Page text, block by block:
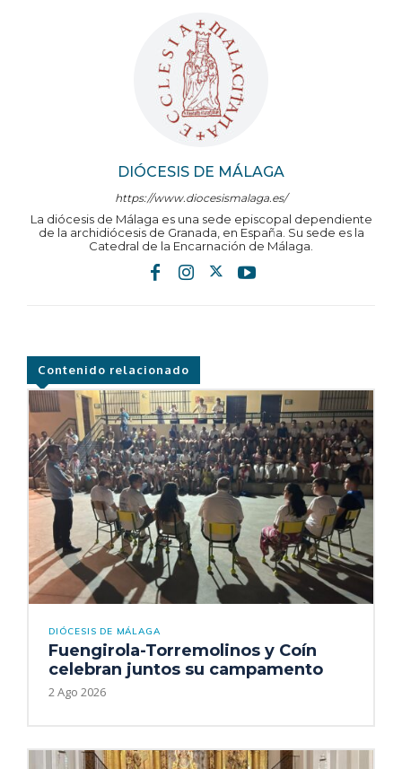
DIÓCESIS DE MÁLAGA
https://www.diocesismalaga.es/
La diócesis de Málaga es una sede episcopal dependiente
de la archidiócesis de Granada, en España. Su sede es la
Catedral de la Encarnación de Málaga.
Contenido relacionado
DIÓCESIS DE MÁLAGA
Fuengirola-Torremolinos y Coín
celebran juntos su campamento
2 Ago 2026